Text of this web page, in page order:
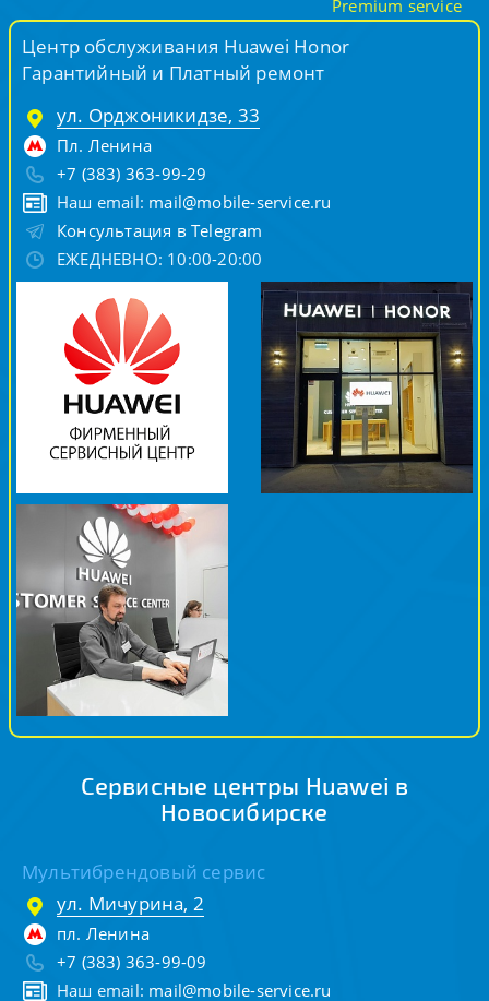
Центр обслуживания Huawei Honor
Гарантийный и Платный ремонт
ул. Орджоникидзе, 33
Пл. Ленина
+7 (383) 363-99-29
Наш email: mail@mobile-service.ru
Консультация в Telegram
ЕЖЕДНЕВНО: 10:00-20:00
Premium service
Сервисные центры Huawei в
Новосибирске
Мультибрендовый сервис
ул. Мичурина, 2
пл. Ленина
+7 (383) 363-99-09
Наш email: mail@mobile-service.ru